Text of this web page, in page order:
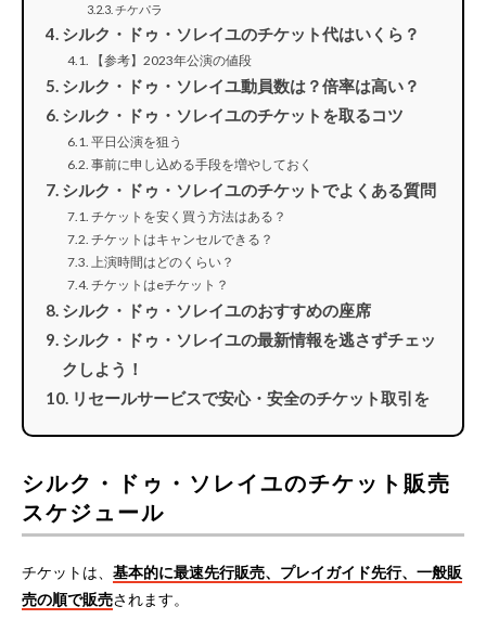
チケパラ
シルク・ドゥ・ソレイユのチケット代はいくら？
【参考】2023年公演の値段
シルク・ドゥ・ソレイユ動員数は？倍率は高い？
シルク・ドゥ・ソレイユのチケットを取るコツ
平日公演を狙う
事前に申し込める手段を増やしておく
シルク・ドゥ・ソレイユのチケットでよくある質問
チケットを安く買う方法はある？
チケットはキャンセルできる？
上演時間はどのくらい？
チケットはeチケット？
シルク・ドゥ・ソレイユのおすすめの座席
シルク・ドゥ・ソレイユの最新情報を逃さずチェッ
クしよう！
リセールサービスで安心・安全のチケット取引を
シルク・ドゥ・ソレイユのチケット販売
スケジュール
チケットは、 基本的に最速先行販売、プレイガイド先行、一般販
売の順で販売されます。